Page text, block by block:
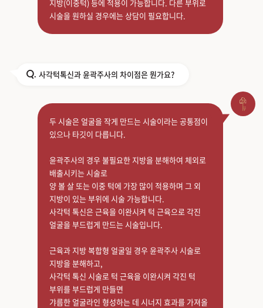
지방(이중턱) 등에 적용이 가능합니다. 다른 부위로
시술을 원하실 경우에는 상담이 필요합니다.
Q. 사각턱톡신과 윤곽주사의 차이점은 뭔가요?
두 시술은 얼굴을 작게 만드는 시술이라는 공통점이
있으나 타깃이 다릅니다.
윤곽주사의 경우 불필요한 지방을 분해하여 체외로
배출시키는 시술로
양 볼 살 또는 이중 턱에 가장 많이 적용하며 그 외
지방이 있는 부위에 시술 가능합니다.
사각턱 톡신은 근육을 이완시켜 턱 근육으로 각진
얼굴을 부드럽게 만드는 시술입니다.
근육과 지방 복합형 얼굴일 경우 윤곽주사 시술로
지방을 분해하고,
사각턱 톡신 시술로 턱 근육을 이완시켜 각진 턱
부위를 부드럽게 만들면
갸름한 얼굴라인 형성하는 데 시너지 효과를 가져올